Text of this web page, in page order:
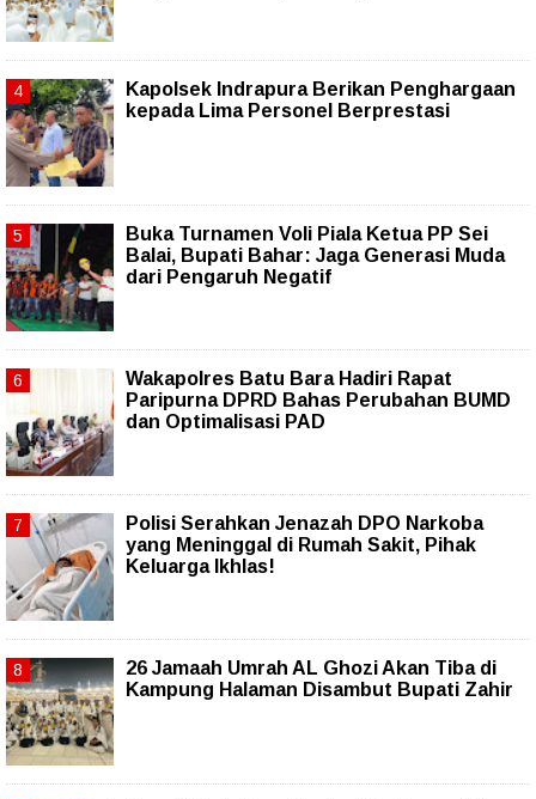
Kapolsek Indrapura Berikan Penghargaan
kepada Lima Personel Berprestasi
Buka Turnamen Voli Piala Ketua PP Sei
Balai, Bupati Bahar: Jaga Generasi Muda
dari Pengaruh Negatif
Wakapolres Batu Bara Hadiri Rapat
Paripurna DPRD Bahas Perubahan BUMD
dan Optimalisasi PAD
Polisi Serahkan Jenazah DPO Narkoba
yang Meninggal di Rumah Sakit, Pihak
Keluarga Ikhlas!
26 Jamaah Umrah AL Ghozi Akan Tiba di
Kampung Halaman Disambut Bupati Zahir